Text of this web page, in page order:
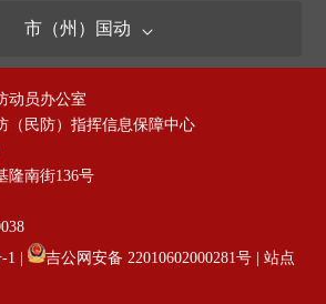
市（州）国动
动员办公室
（民防）指挥信息保障中心
隆南街136号
1 | 吉公网安备 22010602000281号 |站点